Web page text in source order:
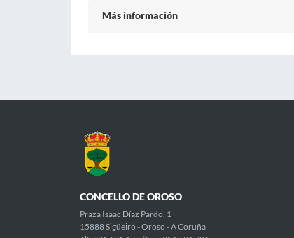
Más información
CONCELLO DE OROSO
Praza Isaac Díaz Pardo, 1
15888 Sigüeiro - Oroso - A Coruña